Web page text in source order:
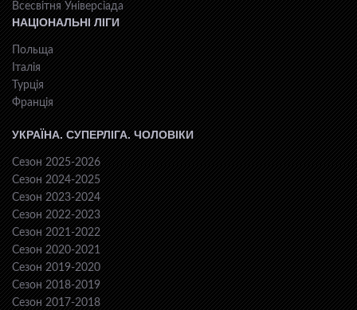
Всесвiтня Унiверсiaда
НАЦІОНАЛЬНІ ЛІГИ
Польща
Італія
Турція
Франція
УКРАЇНА. СУПЕРЛІГА. ЧОЛОВІКИ
Сезон 2025-2026
Сезон 2024-2025
Сезон 2023-2024
Сезон 2022-2023
Сезон 2021-2022
Сезон 2020-2021
Сезон 2019-2020
Сезон 2018-2019
Сезон 2017-2018